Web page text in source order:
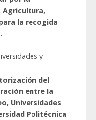
Agricultura,
la recogida
y
del
entre la
Universidades
Politécnica